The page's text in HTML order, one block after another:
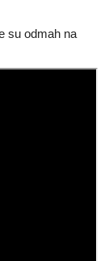
su odmah na